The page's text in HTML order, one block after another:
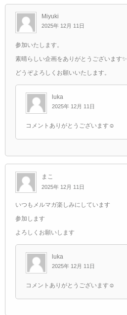
Miyuki
2025年 12月 11日
参加いたします。
素晴らしい企画をありがとうございます✨
どうぞよろしくお願いいたします。
luka
2025年 12月 11日
コメントありがとうございます☺️
まこ
2025年 12月 11日
いつもメルマガ楽しみにしています
参加します
よろしくお願いします
luka
2025年 12月 11日
コメントありがとうございます☺️